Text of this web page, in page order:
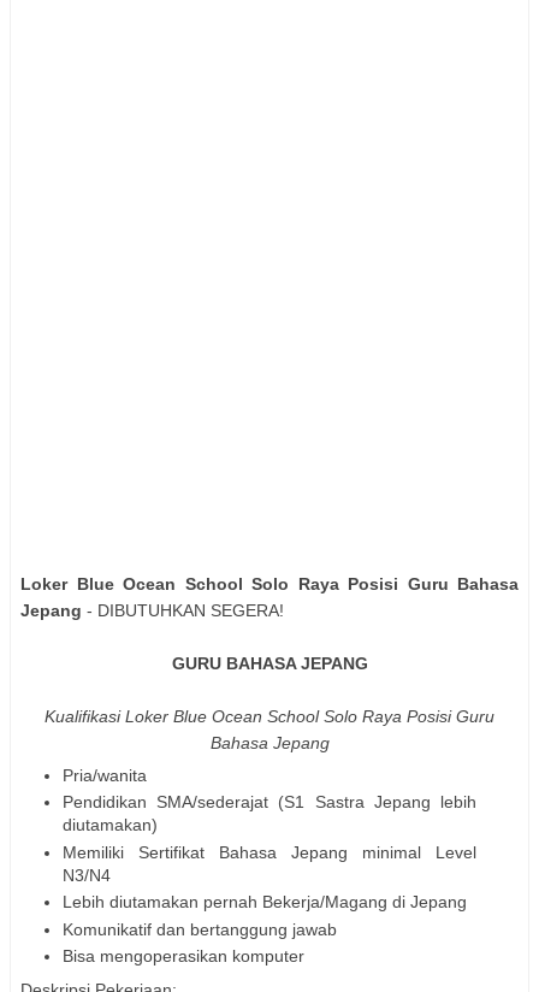
Loker Blue Ocean School Solo Raya Posisi Guru Bahasa
Jepang - DIBUTUHKΑΝ SEGERA!
GURU BAHASA JEPANG
KualifikasiLoker Blue Ocean School Solo Raya Posisi Guru
Bahasa Jepang
Pria/wanita
Pendidikan SMA/sederajat (S1 Sastra Jepang lebih
diutamakan)
Memiliki Sertifikat Bahasa Jepang minimal Level
N3/N4
Lebih diutamakan pernah Bekerja/Magang di Jepang
Komunikatif dan bertanggung jawab
Bisa mengoperasikan komputer